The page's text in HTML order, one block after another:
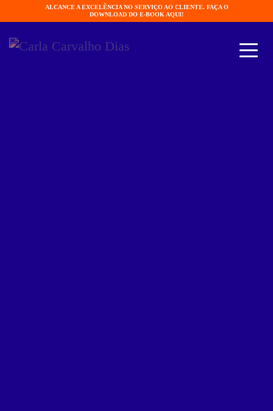
ALCANCE A EXCELÊNCIA NO SERVIÇO AO CLIENTE. FAÇA O
DOWNLOAD DO E-BOOK AQUI!